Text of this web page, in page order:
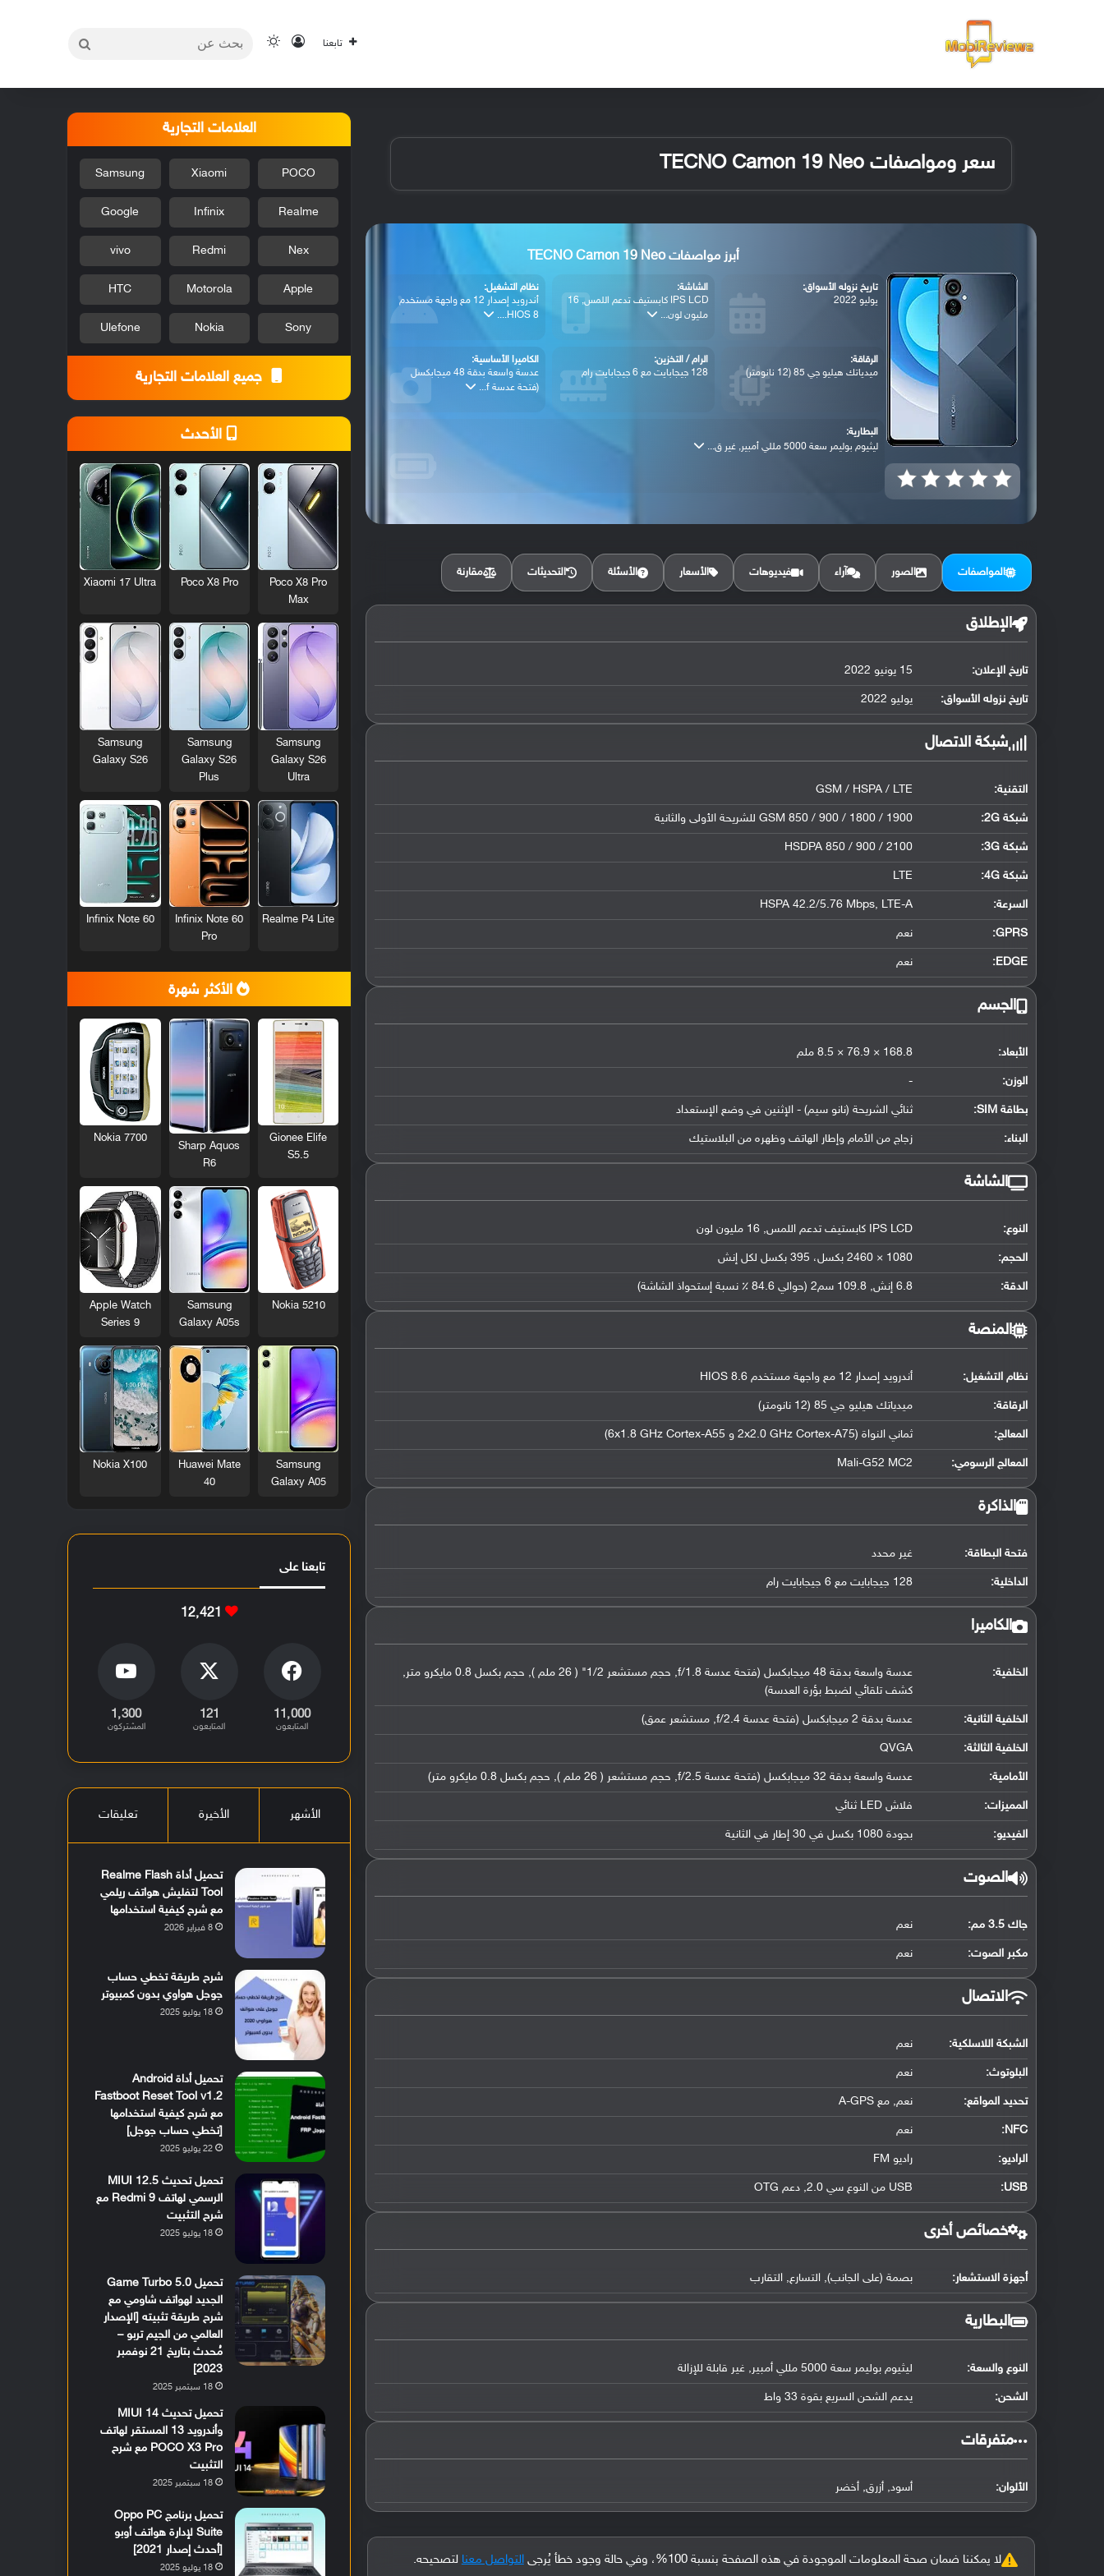
تابعنا تسجيل الدخول
الوضع المظلم
سعر ومواصفات TECNO Camon 19 Neo
أبرز مواصفات TECNO Camon 19 Neo
تاريخ نزوله الأسواق:
يوليو 2022
الشاشة:
IPS LCD كابستيف تدعم اللمس, 16
مليون لون...
نظام التشغيل:
أندرويد إصدار 12 مع واجهة مستخدم
HIOS 8....
الرقاقة:
ميدياتك هيليو جي 85 (12 نانومتر)
الرام / التخزين:
128 جيجابايت مع 6 جيجابايت رام
الكاميرا الأساسية:
عدسة واسعة بدقة 48 ميجابكسل
(فتحة عدسة f...
البطارية:
ليثيوم بوليمر سعة 5000 مللي أمبير, غير ق...
المواصفات الصور آراء فيديوهات الأسعار الأسئلة التحديثات مقارنة
الإطلاق
تاريخ الإعلان: 15 يونيو 2022
تاريخ نزوله الأسواق: يوليو 2022
شبكة الاتصال
التقنية: GSM / HSPA / LTE
شبكة 2G: GSM 850 / 900 / 1800 / 1900 للشريحة الأولى والثانية
شبكة 3G :
HSDPA 850 / 900 / 2100
شبكة 4G :
LTE
السرعة: HSPA 42.2/5.76 Mbps, LTE-A
GPRS: نعم
EDGE: نعم
الجسم
الأبعاد: 168.8 × 76.9 × 8.5 ملم
الوزن: -
بطاقة SIM: ثنائي الشريحة (نانو سيم) - الإثنين في وضع الإستعداد
البناء: زجاج من الأمام وإطار الهاتف وظهره من البلاستيك
الشاشة
النوع: IPS LCD كابستيف تدعم اللمس, 16 مليون لون
الحجم: 1080 × 2460 بكسل، 395 بكسل لكل إنش
الدقة: 6.8 إنش, 109.8 سم2 (حوالي 84.6 ٪ نسبة إستحواذ الشاشة)
المنصة
نظام التشغيل: أندرويد إصدار 12 مع واجهة مستخدم HIOS 8.6
الرقاقة: ميدياتك هيليو جي 85 (12 نانومتر)
المعالج: ثماني النواة (2x2.0 GHz Cortex-A75 و 6x1.8 GHz Cortex-A55)
المعالج الرسومي:
Mali-G52 MC2
الذاكرة
فتحة البطاقة: غير محدد
الداخلية: 128 جيجابايت مع 6 جيجابايت رام
الكاميرا
الخلفية:
عدسة واسعة بدقة 48 ميجابكسل (فتحة عدسة f/1.8, حجم مستشعر 1/2" ( 26 ملم ), حجم بكسل 0.8 مايكرو متر,
كشف تلقائي لضبط بؤرة العدسة)
الخلفية الثانية: عدسة بدقة 2 ميجابكسل (فتحة عدسة f/2.4, مستشعر عمق)
الخلفية الثالثة: QVGA
الأمامية: عدسة واسعة بدقة 32 ميجابكسل (فتحة عدسة f/2.5, حجم مستشعر ( 26 ملم ), حجم بكسل 0.8 مايكرو متر)
المميزات: فلاش LED ثنائي
الفيديو: بجودة 1080 بكسل في 30 إطار في الثانية
الصوت
جاك 3.5 مم: نعم
مكبر الصوت: نعم
الاتصال
الشبكة اللاسلكية: نعم
البلوتوث: نعم
تحديد المواقع: نعم, مع A-GPS
NFC
: نعم
الراديو: راديو FM
USB
: USB من النوع سي 2.0, دعم OTG
خصائص أخرى
أجهزة الاستشعار: بصمة (على الجانب), التسارع, التقارب
البطارية
النوع والسعة: ليثيوم بوليمر سعة 5000 مللي أمبير, غير قابلة للإزالة
الشحن: يدعم الشحن السريع بقوة 33 واط
‏متفرقات‏
الألوان: أسود, أزرق, أخضر
لا يمكننا ضمان صحة المعلومات الموجودة في هذه الصفحة بنسبة 100%، وفي حالة وجود خطأ يُرجى التواصل معنا لتصحيحه.
العلامات التجارية
POCO
Xiaomi
Samsung
Realme
Infinix
Google
Nex
Redmi
vivo
Apple
Motorola
HTC
Sony
Nokia
Ulefone
جميع العلامات التجارية
الأحدث
Poco X8 Pro
Max
Poco X8 Pro
Xiaomi 17 Ultra
Samsung
Galaxy S26
Ultra
Samsung
Galaxy S26
Plus
Samsung
Galaxy S26
Realme P4 Lite
Infinix Note 60
Pro
Infinix Note 60
الأكثر شهرة
Gionee Elife
S5.5
Sharp Aquos
R6
Nokia 7700
Nokia 5210
Samsung
Galaxy A05s
Apple Watch
Series 9
Samsung
Galaxy A05
Huawei Mate
40
Nokia X100
تابعنا على
12٬421
11٬000
المتابعون
121
المتابعون
1٬300
المشتركون
الأشهر الأخيرة تعليقات
تحميل أداة Realme Flash
Tool لتفليش هواتف ريلمي
مع شرح كيفية استخدامها
8 فبراير 2026
شرح طريقة تخطي حساب
جوجل هواوي بدون كمبيوتر
18 يوليو 2025
تحميل أداة Android
Fastboot Reset Tool v1.2
مع شرح كيفية استخدامها
[تخطي حساب جوجل]
22 يوليو 2025
تحميل تحديث MIUI 12.5
الرسمي لهاتف Redmi 9 مع
شرح التثبيت
18 يوليو 2025
تحميل Game Turbo 5.0
الجديد لهواتف شاومي مع
شرح طريقة تثبيته [الإصدار
العالمي من الجيم تربو –
مُحدث بتاريخ 21 نوفمبر
2023]
18 سبتمبر 2025
تحميل تحديث MIUI 14
وأندرويد 13 المستقر لهاتف
POCO X3 Pro مع شرح
التثبيت
18 سبتمبر 2025
تحميل برنامج Oppo PC
Suite لإدارة هواتف أوبو
[أحدث إصدار 2021]
18 يوليو 2025